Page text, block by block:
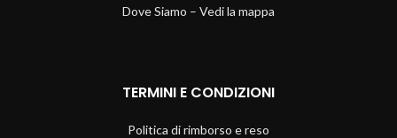
Dove Siamo – Vedi la mappa
TERMINI E CONDIZIONI
Politica di rimborso e reso